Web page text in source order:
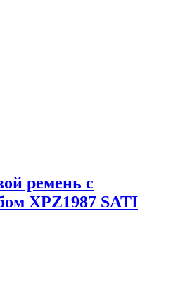
ремень с
XPZ1987 SATI